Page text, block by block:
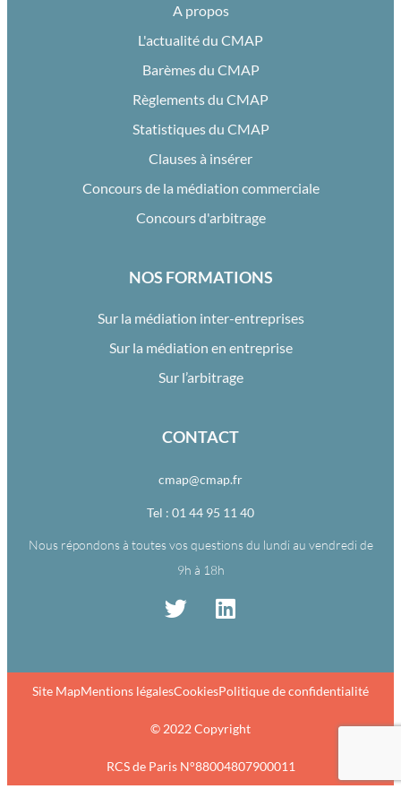
A propos
L'actualité du CMAP
Barèmes du CMAP
Règlements du CMAP
Statistiques du CMAP
Clauses à insérer
Concours de la médiation commerciale
Concours d'arbitrage
NOS FORMATIONS
Sur la médiation inter-entreprises
Sur la médiation en entreprise
Sur l’arbitrage
CONTACT
cmap@cmap.fr
Tel : 01 44 95 11 40
Nous répondons à toutes vos questions du lundi au vendredi de
9h à 18h
Site MapMentions légalesCookiesPolitique de confidentialité
© 2022 Copyright
RCS de Paris N°88004807900011